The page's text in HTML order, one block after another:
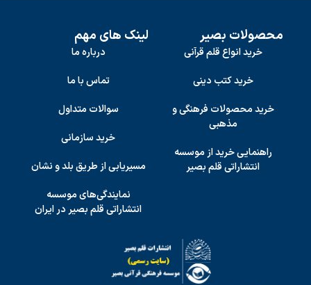
محصولات بصیر
خرید انواع قلم قرآنی
خرید کتب دینی
خرید محصولات فرهنگی و
مذهبی
راهنمایی خرید از موسسه
انتشاراتی قلم بصیر
لینک های مهم
درباره ما
تماس با ما
سوالات متداول
خرید سازمانی
مسیریابی از طریق بلد و نشان
نمایندگی‌های موسسه
انتشاراتی قلم بصیر در ایران